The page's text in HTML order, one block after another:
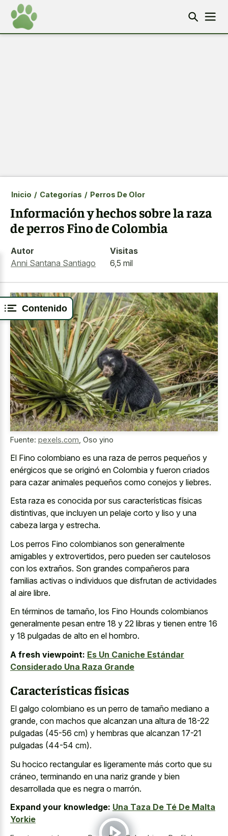
Contenido
Inicio / Categorías / Perros De Olor
Información y hechos sobre la raza
de perros Fino de Colombia
Autor
Anni Santana Santiago
Visitas
6,5 mil
Fuente: pexels.com Oso yino
El Fino colombiano es una raza de perros pequeños y
enérgicos que se originó en Colombia y fueron criados
para cazar animales pequeños como conejos y liebres.
Esta raza es conocida por sus características físicas
distintivas, que incluyen un pelaje corto y liso y una
cabeza larga y estrecha.
Los perros Fino colombianos son generalmente
amigables y extrovertidos, pero pueden ser cautelosos
con los extraños. Son grandes compañeros para
familias activas o individuos que disfrutan de actividades
al aire libre.
En términos de tamaño, los Fino Hounds colombianos
generalmente pesan entre 18 y 22 libras y tienen entre 16
y 18 pulgadas de alto en el hombro.
A fresh viewpoint: Es Un Caniche Estándar
Considerado Una Raza Grande
Características físicas
El galgo colombiano es un perro de tamaño mediano a
grande, con machos que alcanzan una altura de 18-22
pulgadas (45-56 cm) y hembras que alcanzan 17-21
pulgadas (44-54 cm).
Su hocico rectangular es ligeramente más corto que su
cráneo, terminando en una nariz grande y bien
desarrollada que es negra o marrón.
Expand your knowledge: Una Taza De Té De Malta
Yorkie